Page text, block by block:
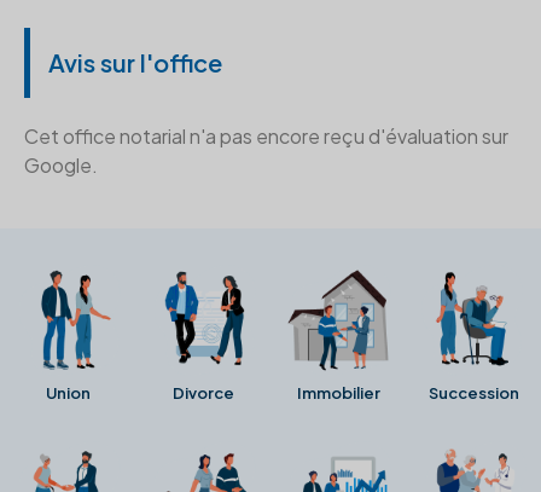
Avis sur l'office
Cet office notarial n'a pas encore reçu d'évaluation sur
Google.
Union Divorce Immobilier Succession